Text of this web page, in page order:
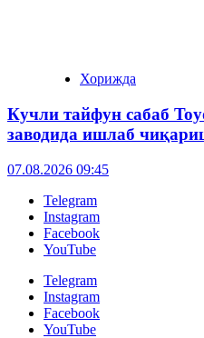
Хорижда
Кучли тайфун сабаб
заводида ишлаб
07.08.2026 09:45
Telegram
Instagram
Facebook
YouTube
Telegram
Instagram
Facebook
YouTube